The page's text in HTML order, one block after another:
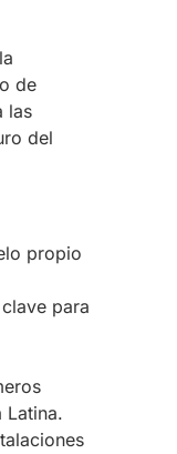
de
las
del
propio
para
Latina.